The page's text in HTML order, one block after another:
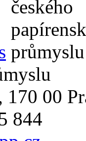
00
844